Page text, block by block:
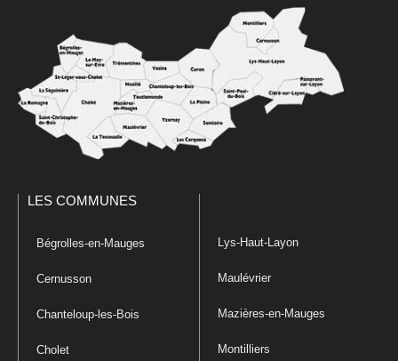
LES COMMUNES
Bégrolles-en-Mauges
Cernusson
Chanteloup-les-Bois
Cholet
Lys-Haut-Layon
Maulévrier
Mazières-en-Mauges
Montilliers